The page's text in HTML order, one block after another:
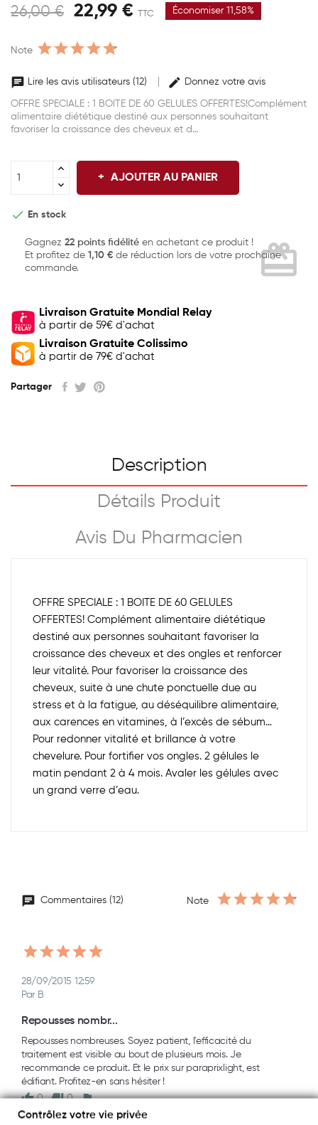
26,00 € 22,99 € TTC Économiser 11,58%
Note
Lire les avis utilisateurs (12) Donnez votre avis
OFFRE SPECIALE : 1 BOITE DE 60 GELULES OFFERTES!Complément
alimentaire diététique destiné aux personnes souhaitant
favoriser la croissance des cheveux et d…
AJOUTER AU PANIER
 En stock
Gagnez 22 points fidélité en achetant ce produit !
Et profitez de 1,10 € de réduction lors de votre prochaine
commande.
card_giftcard
Livraison Gratuite Mondial Relay
à partir de 59€ d'achat
Livraison Gratuite Colissimo
à partir de 79€ d'achat
Partager
Description
Détails Produit
Avis Du Pharmacien
OFFRE SPECIALE : 1 BOITE DE 60 GELULES
OFFERTES! Complément alimentaire diététique
destiné aux personnes souhaitant favoriser la
croissance des cheveux et des ongles et renforcer
leur vitalité. Pour favoriser la croissance des
cheveux, suite à une chute ponctuelle due au
stress et à la fatigue, au déséquilibre alimentaire,
aux carences en vitamines, à l’excès de sébum…
Pour redonner vitalité et brillance à votre
chevelure. Pour fortifier vos ongles. 2 gélules le
matin pendant 2 à 4 mois. Avaler les gélules avec
un grand verre d’eau.
Commentaires (12) Note
28/09/2015 12:59
Par B
Repousses nombr...
Repousses nombreuses. Soyez patient, l'efficacité du
traitement est visible au bout de plusieurs mois. Je
recommande ce produit. Et le prix sur paraprixlight, est
édifiant. Profitez-en sans hésiter !
0
0
Contrôlez votre vie privée